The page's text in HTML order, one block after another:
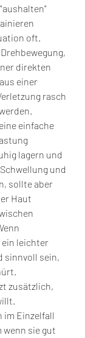
oft.
direkten
einer
rasch
einfache
lagern und
und
sollte aber
Haut
ein leichter
sinnvoll sein,
zusätzlich,
im Einzelfall
wenn sie gut